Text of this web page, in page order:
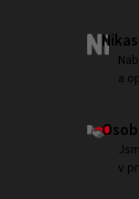
a
v